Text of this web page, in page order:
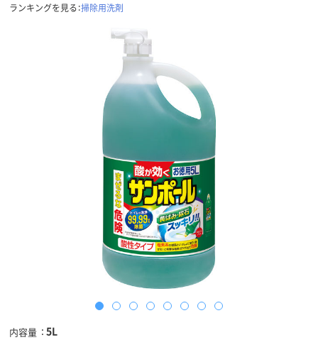
ランキングを見る：掃除用洗剤
内容量 5L